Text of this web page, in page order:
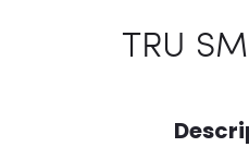
TRU